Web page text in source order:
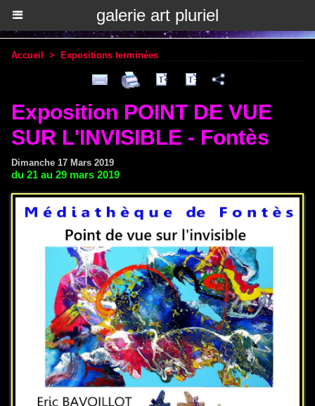
galerie art pluriel
Accueil > Expositions terminées
Exposition POINT DE VUE
SUR L'INVISIBLE - Fontès
Dimanche 17 Mars 2019
du 21 au 29 mars 2019